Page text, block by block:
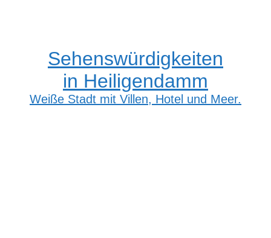
Sehenswürdigkeiten
in Heiligendamm
Weiße Stadt mit Villen, Hotel und Meer.